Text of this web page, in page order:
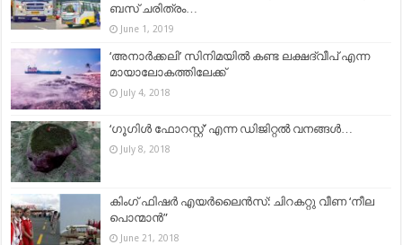
ബസ് ചരിത്രം…
June 1, 2019
‘അനാർക്കലി’ സിനിമയിൽ കണ്ട ലക്ഷദ്വീപ് എന്ന
മായാലോകത്തിലേക്ക്
July 4, 2018
‘ഗൂഗിൾ ഫോറസ്റ്റ്’ എന്ന ഡിജിറ്റൽ വനങ്ങൾ…
July 8, 2018
കിംഗ് ഫിഷര്‍ എയര്‍ലൈന്‍സ്: ചിറകറ്റു വീണ ‘നീല
പൊന്മാന്‍”
June 21, 2018